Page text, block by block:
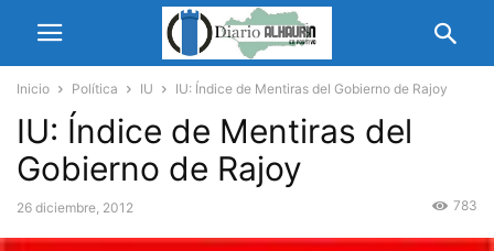
Inicio Política IU IU: Índice de Mentiras del Gobierno de Rajoy
IU: Índice de Mentiras del
Gobierno de Rajoy
26 diciembre, 2012 783